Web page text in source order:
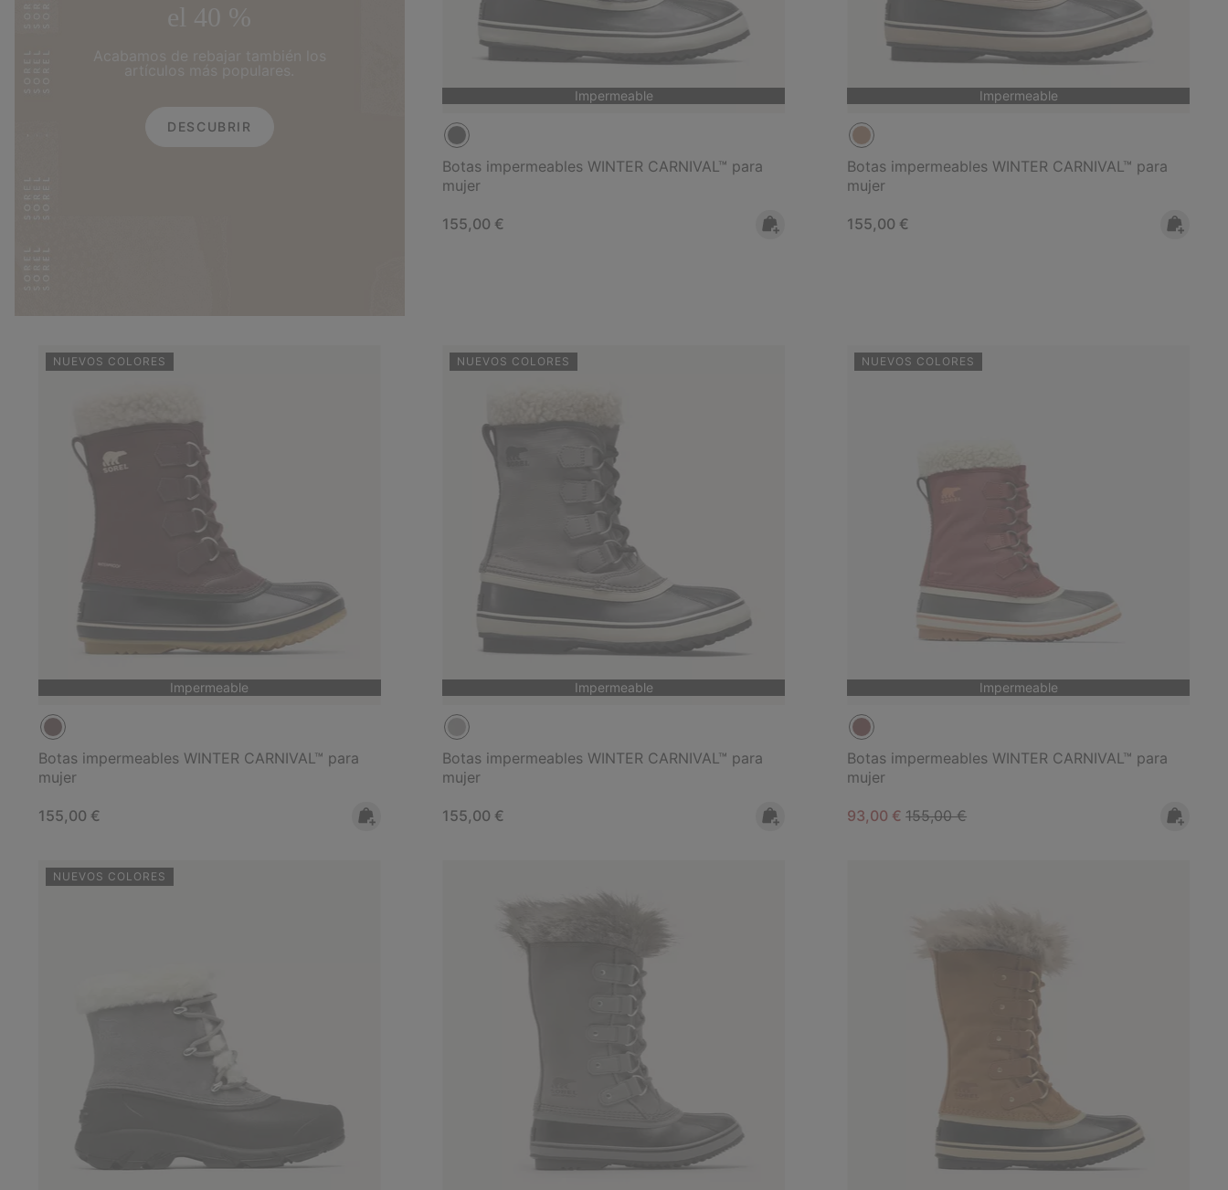
DESCUBRIR
Impermeable
Botas impermeables WINTER CARNIVAL™ para
mujer
Regular price:
155,00 €
Impermeable
Botas impermeables WINTER CARNIVAL™ para
mujer
Regular price:
155,00 €
NUEVOS COLORES
Impermeable
Botas impermeables WINTER CARNIVAL™ para
mujer
Regular price:
155,00 €
NUEVOS COLORES
Impermeable
Botas impermeables WINTER CARNIVAL™ para
mujer
Regular price:
155,00 €
NUEVOS COLORES
Impermeable
Botas impermeables WINTER CARNIVAL™ para
mujer
Sale price:
93,00 €Regular price:
155,00 €
NUEVOS COLORES